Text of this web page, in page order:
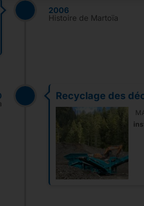
2006
Histoire de Martoïa
Recyclage des